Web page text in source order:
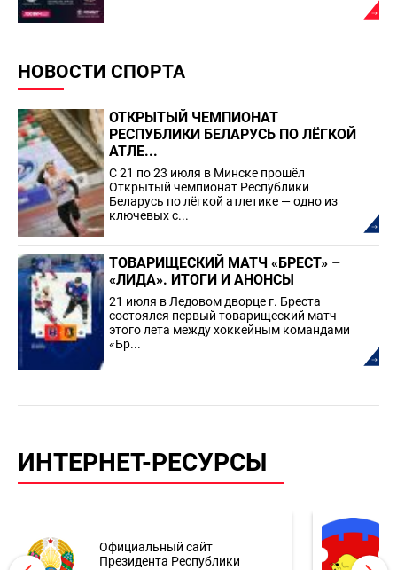
НОВОСТИ СПОРТА
ОТКРЫТЫЙ ЧЕМПИОНАТ
РЕСПУБЛИКИ БЕЛАРУСЬ ПО ЛЁГКОЙ
АТЛЕ...
С 21 по 23 июля в Минске прошёл
Открытый чемпионат Республики
Беларусь по лёгкой атлетике — одно из
ключевых с...
ТОВАРИЩЕСКИЙ МАТЧ «БРЕСТ» –
«ЛИДА». ИТОГИ И АНОНСЫ
21 июля в Ледовом дворце г. Бреста
состоялся первый товарищеский матч
этого лета между хоккейным командами
«Бр...
ИНТЕРНЕТ-РЕСУРСЫ
Официальный сайт
Президента Республики